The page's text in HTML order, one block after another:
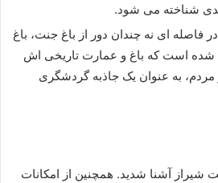
شناخته می شود.
در فاصله ای نه چندان دور از باغ جنت، باغ
شده است که باغ و عمارت تاریخی اش
مردم، به عنوان یک جاذبه گردشگری
شیراز آشنا شدید. همچنین از امکانات